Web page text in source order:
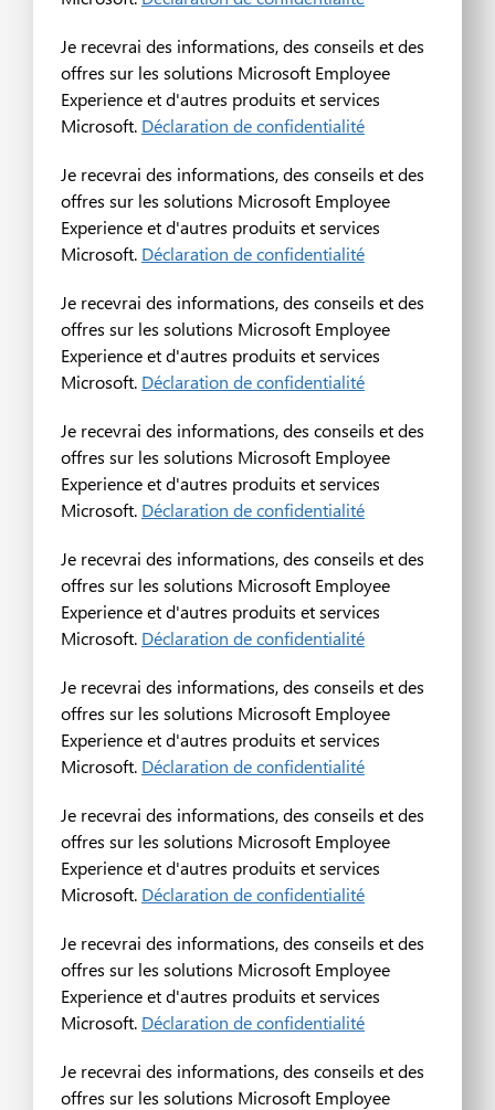
Je recevrai des informations, des conseils et des
offres sur les solutions Microsoft Employee
Experience et d'autres produits et services
Microsoft. Déclaration de confidentialité
Je recevrai des informations, des conseils et des
offres sur les solutions Microsoft Employee
Experience et d'autres produits et services
Microsoft. Déclaration de confidentialité
Je recevrai des informations, des conseils et des
offres sur les solutions Microsoft Employee
Experience et d'autres produits et services
Microsoft. Déclaration de confidentialité
Je recevrai des informations, des conseils et des
offres sur les solutions Microsoft Employee
Experience et d'autres produits et services
Microsoft. Déclaration de confidentialité
Je recevrai des informations, des conseils et des
offres sur les solutions Microsoft Employee
Experience et d'autres produits et services
Microsoft. Déclaration de confidentialité
Je recevrai des informations, des conseils et des
offres sur les solutions Microsoft Employee
Experience et d'autres produits et services
Microsoft. Déclaration de confidentialité
Je recevrai des informations, des conseils et des
offres sur les solutions Microsoft Employee
Experience et d'autres produits et services
Microsoft. Déclaration de confidentialité
Je recevrai des informations, des conseils et des
offres sur les solutions Microsoft Employee
Experience et d'autres produits et services
Microsoft. Déclaration de confidentialité
Je recevrai des informations, des conseils et des
offres sur les solutions Microsoft Employee